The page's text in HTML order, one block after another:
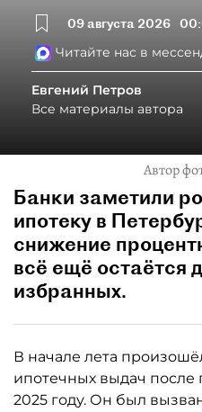
09 августа 2026
Читайте нас в
Евгений Петров
Все материалы автора
Автор
Банки заметили
ипотеку в
снижение
всё ещё остаётся
избранных.
В начале лета
ипотечных выдач после
2025 году. Он был